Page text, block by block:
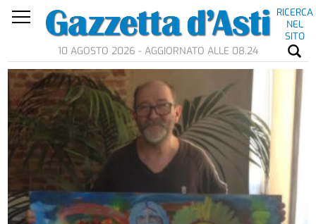
RICERCA
NEL
SITO
10 AGOSTO 2026 - AGGIORNATO ALLE 08.24